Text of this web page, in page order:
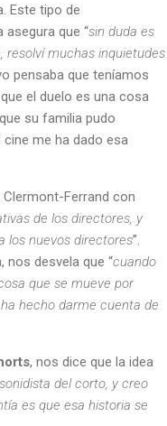
Este tipo de
que “sin duda es
resolví muchas inquietudes
pensaba que teníamos
el duelo es una cosa
su familia pudo
me ha dado esa
Clermont-Ferrand con
de los directores, y
los nuevos directores”.
desvela que “cuando
que se mueve por
hecho darme cuenta de
, nos dice que la idea
del corto, y creo
es que esa historia se